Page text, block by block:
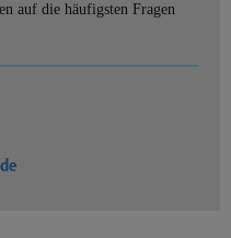
auf die häufigsten Fragen